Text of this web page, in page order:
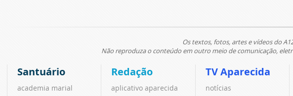
Os textos, fotos, artes e vídeos do
Não reproduza o conteúdo em outro meio de comunicação,
Santuário
academia marial
Redação
aplicativo aparecida
TV Aparecida
notícias